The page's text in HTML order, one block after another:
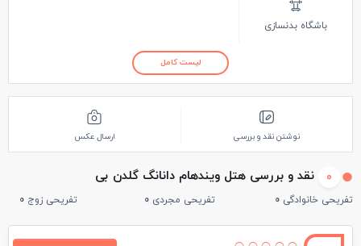
باشگاه بدنسازی
لیست کامل
نوشتن نقد و بررسی ارسال عکس
0 نقد و بررسی هتل ویندهام دانانگ گلدن بی
تفریحی خانوادگی 0 تفریحی مجردی 0 تفریحی زوج 0